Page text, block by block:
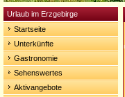
Urlaub im Erzgebirge
Startseite
Unterkünfte
Gastronomie
Sehenswertes
Aktivangebote